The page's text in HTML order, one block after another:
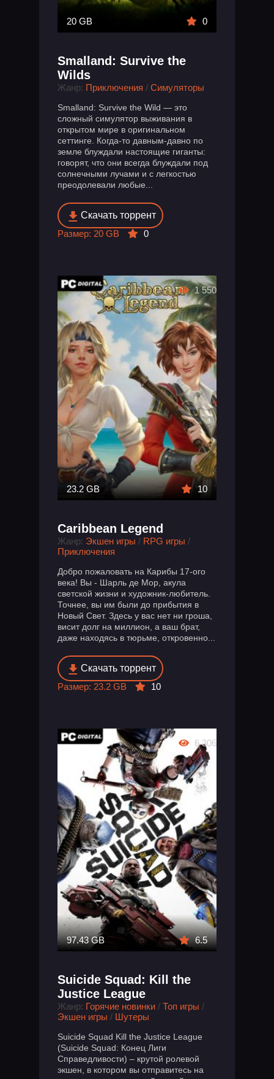
20 GB 0
Smalland: Survive the
Wilds
Жанр: Приключения / Симуляторы
Smalland: Survive the Wild — это
сложный симулятор выживания в
открытом мире в оригинальном
сеттинге. Когда-то давным-давно по
земле блуждали настоящие гиганты:
говорят, что они всегда блуждали под
солнечными лучами и с легкостью
преодолевали любые...
Скачать торрент
Размер: 20 GB
0
23.2 GB 10
Caribbean Legend
Жанр: Экшен игры / RPG игры /
Приключения
Добро пожаловать на Карибы 17-ого
века! Вы - Шарль де Мор, акула
светской жизни и художник-любитель.
Точнее, вы им были до прибытия в
Новый Свет. Здесь у вас нет ни гроша,
висит долг на миллион, а ваш брат,
даже находясь в тюрьме, откровенно...
Скачать торрент
Размер: 23.2 GB
10
1 550
97.43 GB 6.5
Suicide Squad: Kill the
Justice League
Жанр: Горячие новинки / Топ игры /
Экшен игры / Шутеры
Suicide Squad Kill the Justice League
(Suicide Squad: Конец Лиги
Справедливости) – крутой ролевой
экшен, в котором вы отправитесь на
6 306